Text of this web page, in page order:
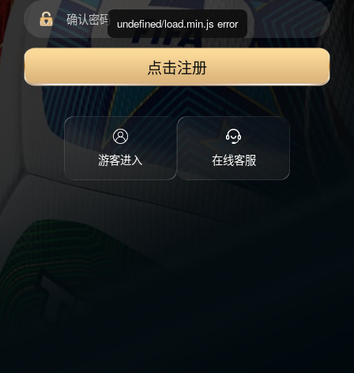
点击注册
游客进入 在线客服
undefined/load.min.js error